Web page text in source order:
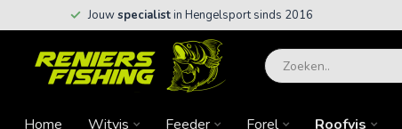
Jouwspecialistin Hengelsport sinds 2016
Home Witvis Feeder Forel Roofvis